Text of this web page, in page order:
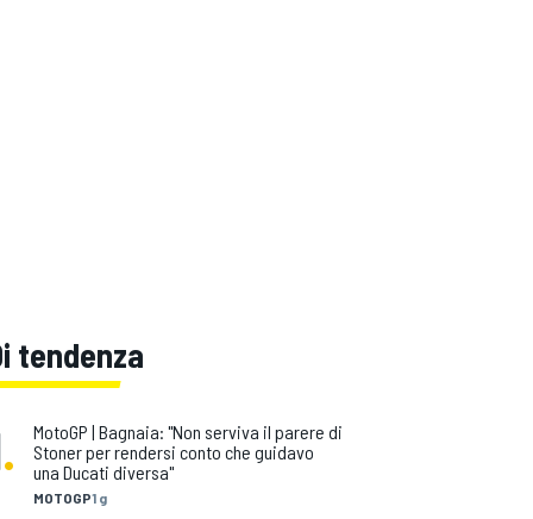
tendenza
.
MOTOGP1 g
MotoGP | Bagnaia: "Non serviva il parere di
Stoner per rendersi conto che guidavo
una Ducati diversa"